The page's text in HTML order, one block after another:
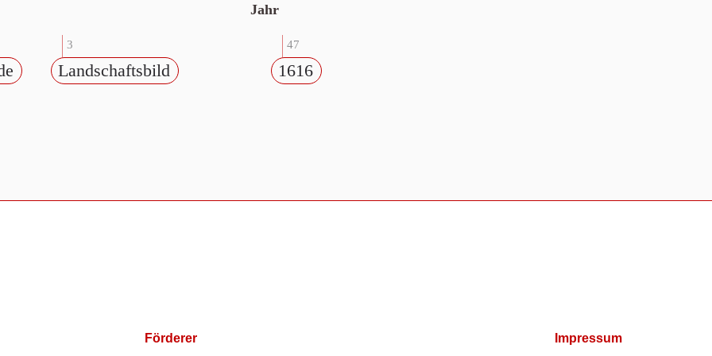
3
Landschaftsbild
Jahr
47
1616
Förderer Impressum